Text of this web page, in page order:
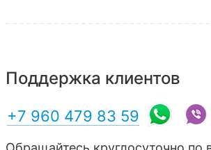
Поддержка клиентов
+7 960 479 83 59